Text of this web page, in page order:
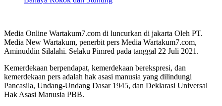
Media Online Wartakum7.com di luncurkan di jakarta Oleh PT.
Media New Wartakum, penerbit pers Media Wartakum7.com,
Aminuddin Silalahi. Selaku Pimred pada tanggal 22 Juli 2021.
Kemerdekaan berpendapat, kemerdekaan berekspresi, dan
kemerdekaan pers adalah hak asasi manusia yang dilindungi
Pancasila, Undang-Undang Dasar 1945, dan Deklarasi Universal
Hak Asasi Manusia PBB.